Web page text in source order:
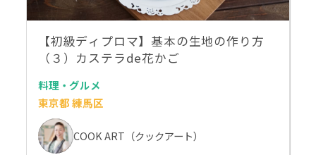
【初級ディプロマ】基本の生地の作り方
（３）カステラde花かご
料理・グルメ
東京都 練馬区
COOK ART（クックアート）